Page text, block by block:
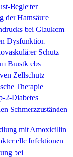
Begleiter
der Harnsäure
bei Glaukom
Dysfunktion
Schutz
Brustkrebs
Zellschutz
Therapie
2-Diabetes
Schmerzzuständen
mit Amoxicillin
Infektionen
bei